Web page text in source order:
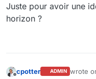
Juste pour avoir une
horizon ?
cpotter ADMIN wrote
last